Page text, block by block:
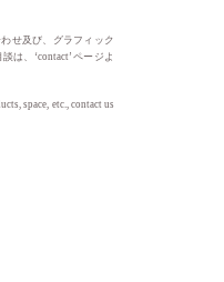
せ及び、グラフィック
は、‘contact’ ページよ
space, etc., contact us